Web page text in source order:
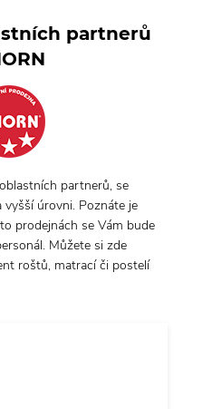
partnerů
partnerů, se
úrovni. Poznáte je
prodejnách se Vám bude
Můžete si zde
roštů, matrací či postelí